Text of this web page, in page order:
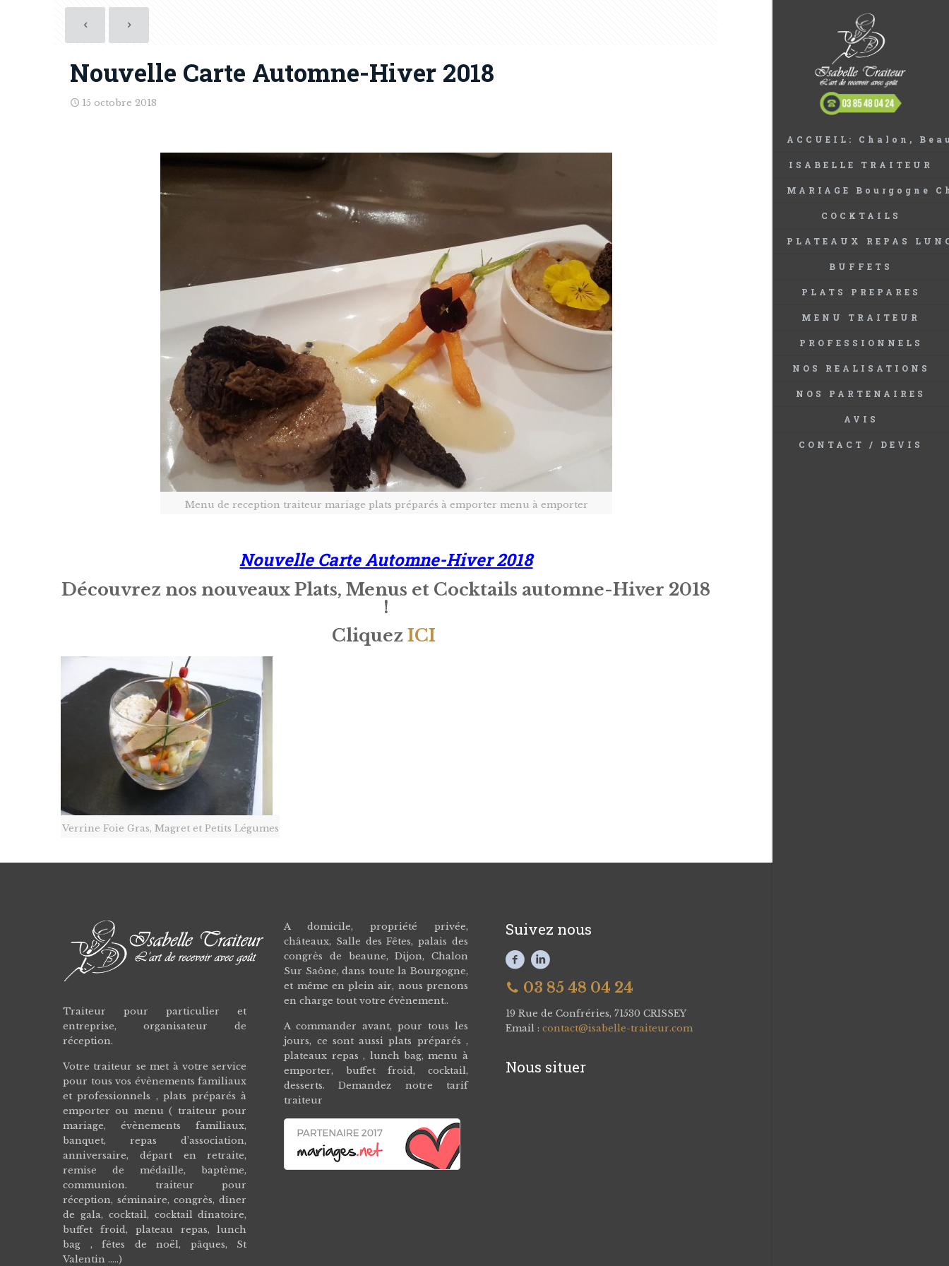
ACCUEIL: Chalon,
ISABELLE TRAITEUR
MARIAGE Bourgogne
COCKTAILS
PLATEAUX REPAS
BUFFETS
PLATS PREPARES
MENU TRAITEUR
PROFESSIONNELS
NOS REALISATIONS
NOS PARTENAIRES
AVIS
CONTACT / DEVIS
Nouvelle Carte Automne-Hiver 2018
15 octobre 2018
Menu de reception traiteur mariage plats préparés à emporter menu à emporter
Nouvelle Carte Automne-Hiver 2018
Découvrez nos nouveaux Plats, Menus et Cocktails automne-Hiver 2018
!
CliquezICI
Verrine Foie Gras, Magret et Petits Légumes
Traiteur pour particulier et
entreprise, organisateur de
réception.
Votre traiteur se met à votre service
pour tous vos évènements familiaux
et professionnels , plats préparés à
emporter ou menu ( traiteur pour
mariage, évènements familiaux,
banquet, repas d’association,
anniversaire, départ en retraite,
remise de médaille, baptème,
communion. traiteur pour
réception, séminaire, congrès, dîner
de gala, cocktail, cocktail dînatoire,
buffet froid, plateau repas, lunch
bag , fêtes de noël, pâques, St
Valentin .….)
A domicile, propriété privée,
châteaux, Salle des Fêtes, palais des
congrès de beaune, Dijon, Chalon
Sur Saône, dans toute la Bourgogne,
et même en plein air, nous prenons
en charge tout votre évènement..
A commander avant, pour tous les
jours, ce sont aussi plats préparés ,
plateaux repas , lunch bag, menu à
emporter, buffet froid, cocktail,
desserts. Demandez notre tarif
traiteur
Suivez nous
03 85 48 04 24
19 Rue de Confréries, 71530 CRISSEY
Email : contact@isabelle-traiteur.com
Nous situer